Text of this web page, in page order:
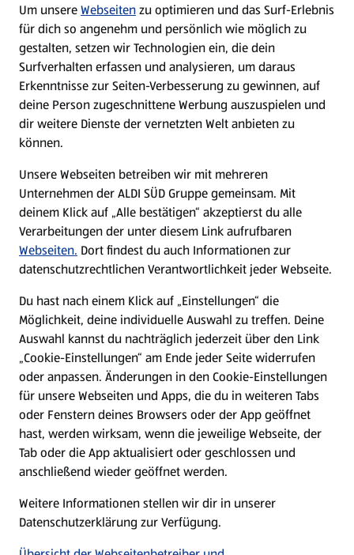
WhatsApp
Über ALDI SÜD
Filialen
Nachhaltigkeit
Karriere
Presse
Hilfe & Kontakt
(öffnet in einem neuen Tab)
Unternehmen
Folge uns hier:
Um unsereWebseitenzu optimieren und das Surf-Erlebnis
für dich so angenehm und persönlich wie möglich zu
gestalten, setzen wir Technologien ein, die dein
Surfverhalten erfassen und analysieren, um daraus
Erkenntnisse zur Seiten-Verbesserung zu gewinnen, auf
deine Person zugeschnittene Werbung auszuspielen und
dir weitere Dienste der vernetzten Welt anbieten zu
können.
Unsere Webseiten betreiben wir mit mehreren
Unternehmen der ALDI SÜD Gruppe gemeinsam. Mit
deinem Klick auf „Alle bestätigen“ akzeptierst du alle
Verarbeitungen der unter diesem Link aufrufbaren
Webseiten. Dort findest du auch Informationen zur
datenschutzrechtlichen Verantwortlichkeit jeder Webseite.
Du hast nach einem Klick auf „Einstellungen“ die
Möglichkeit, deine individuelle Auswahl zu treffen. Deine
Auswahl kannst du nachträglich jederzeit über den Link
„Cookie-Einstellungen“ am Ende jeder Seite widerrufen
oder anpassen. Änderungen in den Cookie-Einstellungen
für unsere Webseiten und Apps, die du in weiteren Tabs
oder Fenstern deines Browsers oder der App geöffnet
hast, werden wirksam, wenn die jeweilige Webseite, der
Tab oder die App aktualisiert oder geschlossen und
anschließend wieder geöffnet werden.
Weitere Informationen stellen wir dir in unserer
Datenschutzerklärung zur Verfügung.